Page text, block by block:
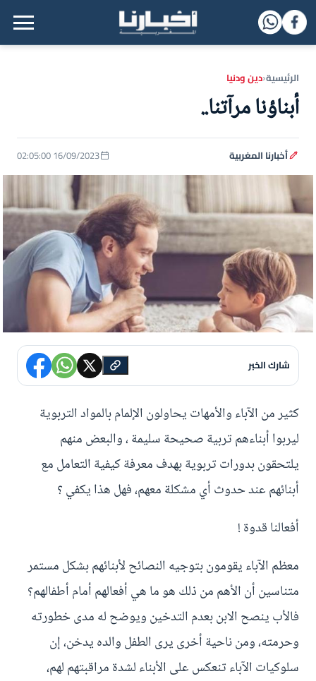
القائمة الرئيسية
الرئيسية‹دين ودنيا
أبناؤنا مرآتنا..
أخبارنا المغربية 16/09/2023 02:05:00
شارك الخبر
كثير من الآباء والأمهات يحاولون الإلمام بالمواد التربوية
ليربوا أبناءهم تربية صحيحة سليمة ، والبعض منهم
يلتحقون بدورات تربوية بهدف معرفة كيفية التعامل مع
أبنائهم عند حدوث أي مشكلة معهم، فهل هذا يكفي ؟
أفعالنا قدوة !
معظم الآباء يقومون بتوجيه النصائح لأبنائهم بشكل مستمر
متناسين أن الأهم من ذلك هو ما هي أفعالهم أمام أطفالهم؟
فالأب ينصح الابن بعدم التدخين ويوضح له مدى خطورته
وحرمته، ومن ناحية أخرى يرى الطفل والده يدخن، إن
سلوكيات الآباء تنعكس على الأبناء لشدة مراقبتهم لهم،